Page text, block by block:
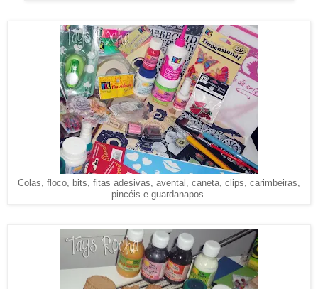
Colas, floco, bits, fitas adesivas, avental, caneta, clips, carimbeiras,
pincéis e guardanapos.